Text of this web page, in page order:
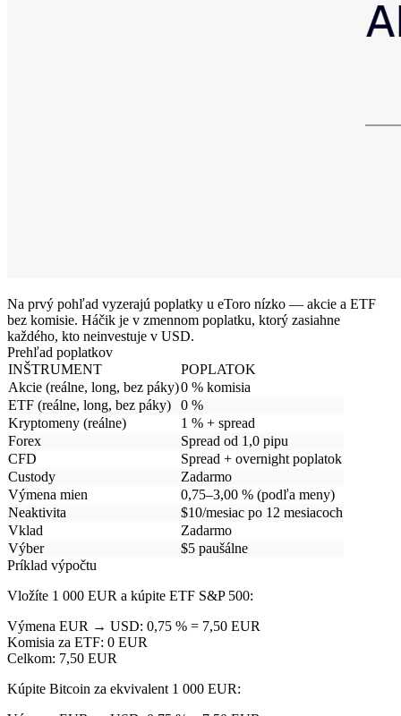
Na prvý pohľad vyzerajú poplatky u eToro nízko — akcie a ETF
bez komisie. Háčik je v zmennom poplatku, ktorý zasiahne
každého, kto neinvestuje v USD.
Prehľad poplatkov
INŠTRUMENT
POPLATOK
Akcie (reálne, long, bez páky)0 % komisia
ETF (reálne, long, bez páky)
0 %
Kryptomeny (reálne)
1 % + spread
Forex
Spread od 1,0 pipu
CFD
Spread + overnight poplatok
Custody
Zadarmo
Výmena mien
0,75–3,00 % (podľa meny)
Neaktivita
$10/mesiac po 12 mesiacoch
Vklad
Zadarmo
Výber
$5 paušálne
Príklad výpočtu
Vložíte 1 000 EUR a kúpite ETF S&P 500:
Výmena EUR → USD: 0,75 % = 7,50 EUR
Komisia za ETF: 0 EUR
Celkom: 7,50 EUR
Kúpite Bitcoin za ekvivalent 1 000 EUR: